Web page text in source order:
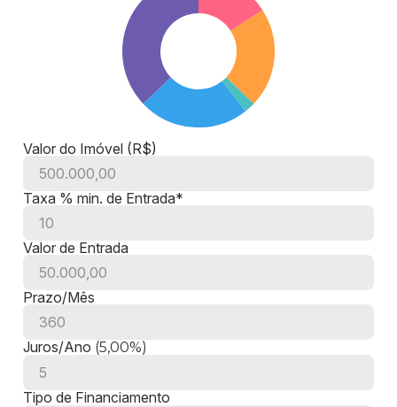
Valor do Imóvel (R$)
Taxa % min. de Entrada*
Valor de Entrada
Prazo/Mês
Juros/Ano (5,00%)
Tipo de Financiamento